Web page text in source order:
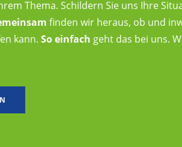
Thema. Schildern Sie uns Ihre
finden wir heraus, ob und
kann. So einfach geht das bei uns.